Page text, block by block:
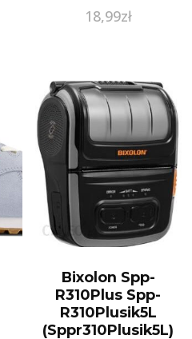
18,99zł
Bixolon Spp-
R310Plus Spp-
R310Plusik5L
(Sppr310Plusik5L)